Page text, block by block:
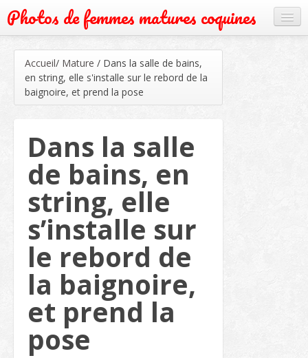
Photos de femmes matures coquines
Grand mère
Mature
Rencontre
Webcam
Accueil/ Mature / Dans la salle de bains,
en string, elle s'installe sur le rebord de la
baignoire, et prend la pose
Dans la salle
de bains, en
string, elle
s’installe sur
le rebord de
la baignoire,
et prend la
pose